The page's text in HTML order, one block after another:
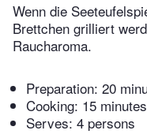
Wenn die
Brettchen grilliert
Raucharoma.
Preparation: 20
Cooking: 15 minutes
Serves: 4 persons